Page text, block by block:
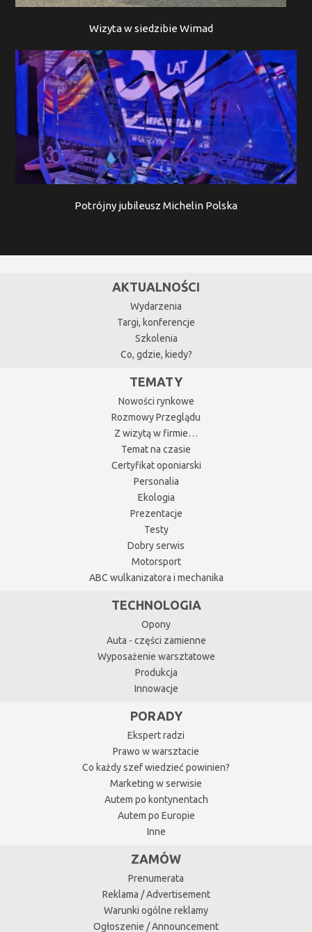
Wizyta w siedzibie Wimad
Potrójny jubileusz Michelin Polska
AKTUALNOŚCI
Wydarzenia
Targi, konferencje
Szkolenia
Co, gdzie, kiedy?
TEMATY
Nowości rynkowe
Rozmowy Przeglądu
Z wizytą w firmie…
Temat na czasie
Certyfikat oponiarski
Personalia
Ekologia
Prezentacje
Testy
Dobry serwis
Motorsport
ABC wulkanizatora i mechanika
TECHNOLOGIA
Opony
Auta - części zamienne
Wyposażenie warsztatowe
Produkcja
Innowacje
PORADY
Ekspert radzi
Prawo w warsztacie
Co każdy szef wiedzieć powinien?
Marketing w serwisie
Autem po kontynentach
Autem po Europie
Inne
ZAMÓW
Prenumerata
Reklama / Advertisement
Warunki ogólne reklamy
Ogłoszenie / Announcement